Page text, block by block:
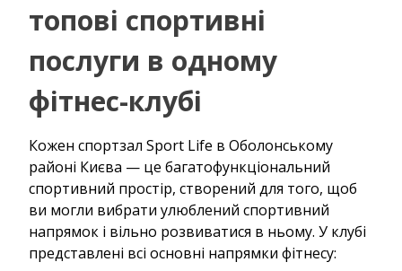
топові спортивні
послуги в одному
фітнес-клубі
Кожен спортзал Sport Life в Оболонському
районі Києва — це багатофункціональний
спортивний простір, створений для того, щоб
ви могли вибрати улюблений спортивний
напрямок і вільно розвиватися в ньому. У клубі
представлені всі основні напрямки фітнесу: